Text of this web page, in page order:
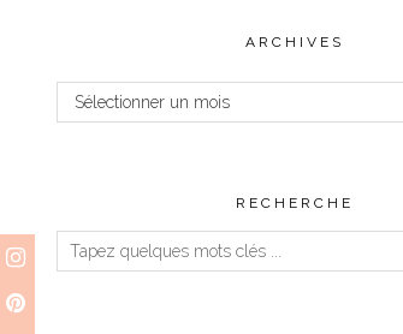
ARCHIVES
Archives
RECHERCHE